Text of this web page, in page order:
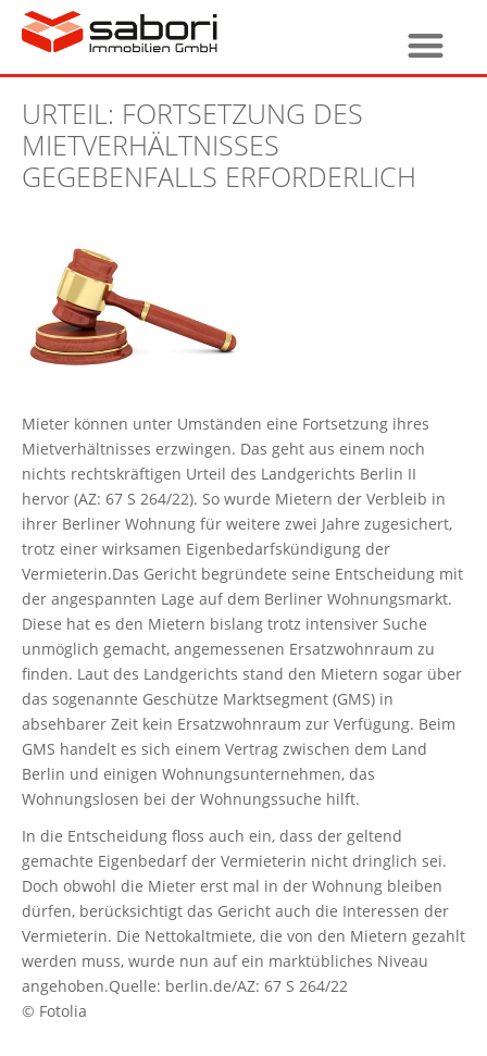
URTEIL: FORTSETZUNG DES
MIETVERHÄLTNISSES
GEGEBENFALLS ERFORDERLICH
Mieter können unter Umständen eine Fortsetzung ihres
Mietverhältnisses erzwingen. Das geht aus einem noch
nichts rechtskräftigen Urteil des Landgerichts Berlin II
hervor (AZ: 67 S 264/22). So wurde Mietern der Verbleib in
ihrer Berliner Wohnung für weitere zwei Jahre zugesichert,
trotz einer wirksamen Eigenbedarfskündigung der
Vermieterin.Das Gericht begründete seine Entscheidung mit
der angespannten Lage auf dem Berliner Wohnungsmarkt.
Diese hat es den Mietern bislang trotz intensiver Suche
unmöglich gemacht, angemessenen Ersatzwohnraum zu
finden. Laut des Landgerichts stand den Mietern sogar über
das sogenannte Geschütze Marktsegment (GMS) in
absehbarer Zeit kein Ersatzwohnraum zur Verfügung. Beim
GMS handelt es sich einem Vertrag zwischen dem Land
Berlin und einigen Wohnungsunternehmen, das
Wohnungslosen bei der Wohnungssuche hilft.
In die Entscheidung floss auch ein, dass der geltend
gemachte Eigenbedarf der Vermieterin nicht dringlich sei.
Doch obwohl die Mieter erst mal in der Wohnung bleiben
dürfen, berücksichtigt das Gericht auch die Interessen der
Vermieterin. Die Nettokaltmiete, die von den Mietern gezahlt
werden muss, wurde nun auf ein marktübliches Niveau
angehoben.Quelle: berlin.de/AZ: 67 S 264/22
© Fotolia